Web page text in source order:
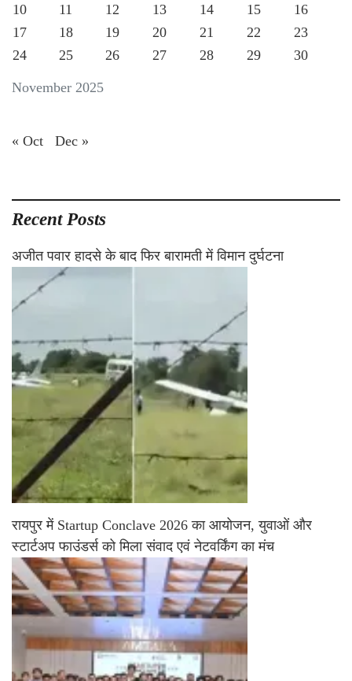
November 2025
10
11 12 13 14 15
16
17
18 19 20 21 22
23
24
25 26 27 28 29 30
« Oct Dec »
Recent Posts
अजीत पवार हादसे के बाद फिर बारामती में विमान दुर्घटना
रायपुर में Startup Conclave 2026 का आयोजन, युवाओं और
स्टार्टअप फाउंडर्स को मिला संवाद एवं नेटवर्किंग का मंच